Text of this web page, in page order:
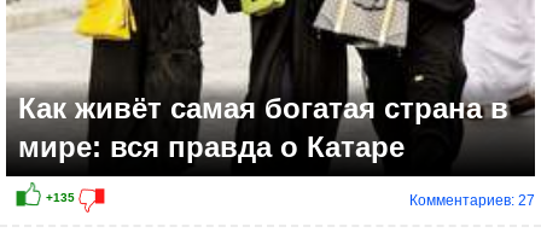
Как живёт самая богатая страна в
мире: вся правда о Катаре
Комментариев: 27